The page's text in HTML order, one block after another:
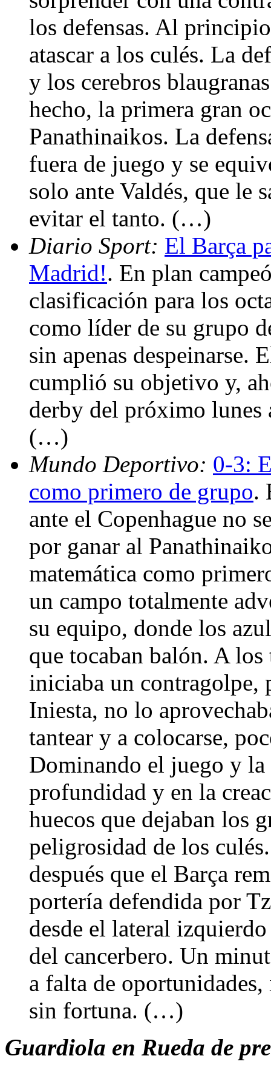
los defensas. Al
atascar a los culés. La
y los cerebros
hecho, la primera gran
Panathinaikos. La
fuera de juego y se
solo ante Valdés, que le
evitar el tanto. (…)
Diario Sport: El Barça
Madrid!. En plan
clasificación para los
como líder de su grupo
sin apenas despeinarse.
cumplió su objetivo y,
derby del próximo
(…)
Mundo Deportivo: 0-3:
como primero de grupo.
ante el Copenhague no
por ganar al
matemática como
un campo totalmente
su equipo, donde los
que tocaban balón. A
iniciaba un contragolpe,
Iniesta, no lo
tantear y a colocarse,
Dominando el juego y la
profundidad y en la
huecos que dejaban los
peligrosidad de los
después que el Barça
portería defendida por
desde el lateral
del cancerbero. Un
a falta de
sin fortuna. (…)
Guardiola en Rueda de